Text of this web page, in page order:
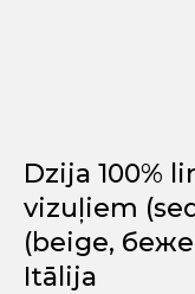
Dzija 100%
vizuļiem
(beige,
Itālija